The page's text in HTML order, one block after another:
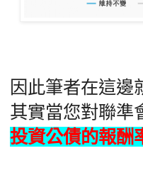
因此筆者在這邊
其實當您對聯準
投資公債的報酬